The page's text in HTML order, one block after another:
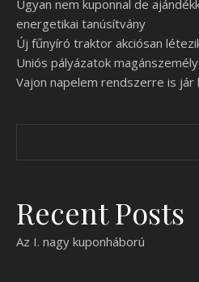
Ugyan nem kuponnal de
energetikai tanúsítvány
Új fűnyíró traktor akciósan
Uniós pályázatok
Vajon napelem rendszerre is jár
Recent Posts
Az I. nagy kuponháború